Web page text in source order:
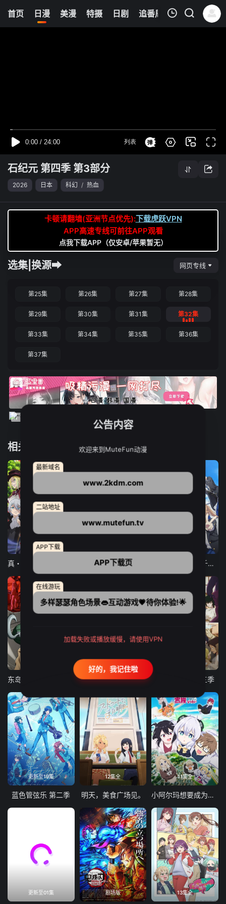
首页 日漫 美漫 特摄 日剧 追番周表 今日更新
0
石纪元 第四季 第3部分
2026 日本 科幻 / 热血
卡顿请翻墙(亚洲节点优先):下载虎跃VPN
APP高速专线可前往APP观看
点我下载APP（仅安卓/苹果暂无）
选集|换源➡ 网页专线
第25集 第26集 第27集 第28集
第29集 第30集 第31集 第32集
第33集 第34集 第35集 第36集
第37集
相关推荐
12集全
东京猫猫 NEW～♡ 弹珠汽水瓶里的千岁同学
更新至21集
古诺希亚 致不灭的你 第三季
更新至19集
蓝色管弦乐 第二季
12集全
明天，美食广场见。
11集全
小阿尔玛想要成为家人
更新至01集 剧场版 13集全
公告内容
欢迎来到MuteFun动漫
最新域名
www.2kdm.com
二站地址
www.mutefun.tv
APP下载
APP下载页
在线游玩
多样瑟瑟角色场景👄互动游戏💗待你体验!🌟
加载失败或播放缓慢，请使用VPN
好的，我记住啦